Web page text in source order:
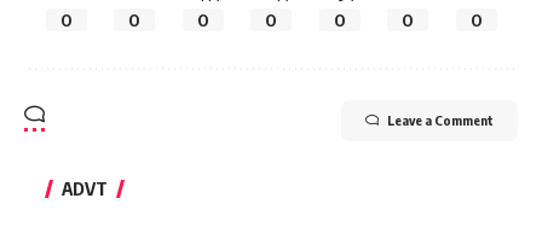
0 0 0 0 0 0 0
Leave a Comment
ADVT